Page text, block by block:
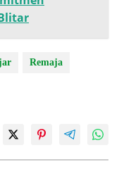
Remaja